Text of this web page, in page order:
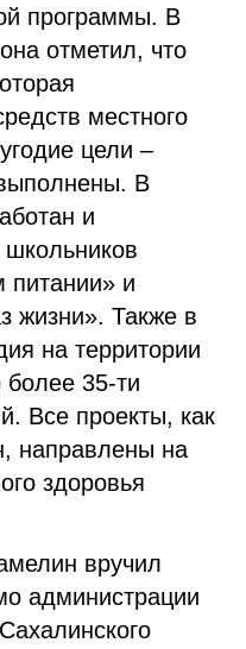
программы. В
отметил, что
местного
цели –
В
и
школьников
питании» и
жизни». Также в
на территории
35-ти
Все проекты, как
направлены на
здоровья
вручил
администрации